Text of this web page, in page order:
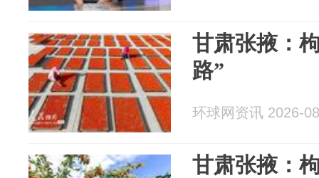
甘肃张掖：
路”
环球网资讯 2026-
甘肃张掖：